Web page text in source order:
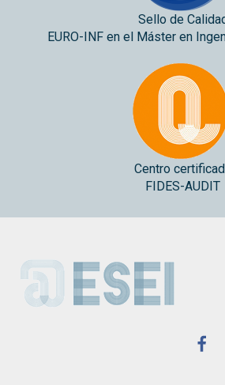
Sello de
EURO-INF en el Máster en
Centro
FIDES-AUDIT
ESEI